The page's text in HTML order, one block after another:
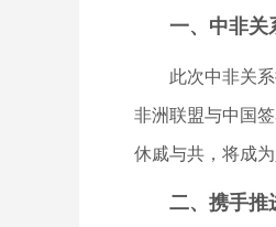
一、中非关
此次中非关系提
非洲联盟与中国
休戚与共，将成
二、携手推